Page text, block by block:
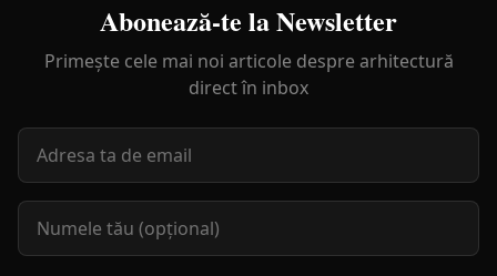
Abonează-te la Newsletter
Primește cele mai noi articole despre arhitectură
direct în inbox